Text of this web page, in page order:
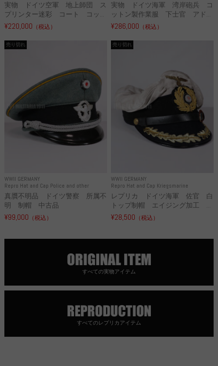
実物 ドイツ空軍 地上師団 ス
プリンター迷彩 コート コッ...
¥220,000 （税込）
実物 ドイツ海軍 湾岸砲兵 コ
ットン製作業服 下士官 アド...
¥286,000 （税込）
WWII GERMANY
Repro Hat and Cap Police and other
売り切れ
真贋不明品 ドイツ警察 所属不
明 制帽 中古品
¥99,000 （税込）
WWII GERMANY
Repro Hat and Cap Kriegsmarine
売り切れ
レプリカ ドイツ海軍 佐官 白
トップ制帽 エイジング加工 ...
¥28,500 （税込）
すべての実物アイテム
すべてのレプリカアイテム